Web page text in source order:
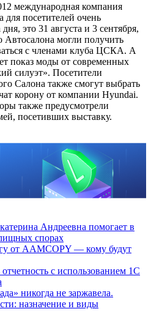
международная компания
посетителей очень
это 31 августа и 3 сентября,
Автосалона могли получить
с членами клуба ЦСКА. А
показ моды от современных
силуэт». Посетители
Салона также смогут выбрать
корону от компании Hyundai.
также предусмотрели
посетивших выставку.
Андреевна помогает в
спорах
от AAMCOPY — кому будут
с использованием 1С
никогда не заржавела.
назначение и виды